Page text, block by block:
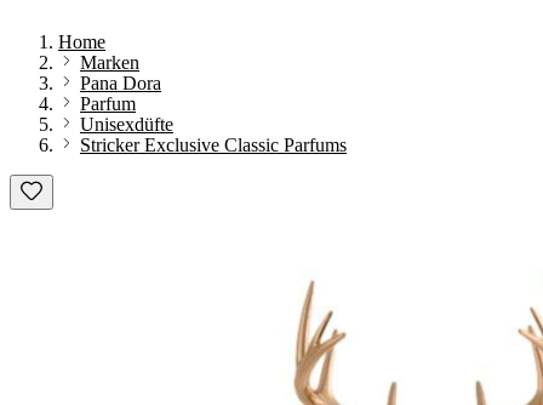
Home
Marken
Pana Dora
Parfum
Unisexdüfte
Stricker Exclusive Classic Parfums